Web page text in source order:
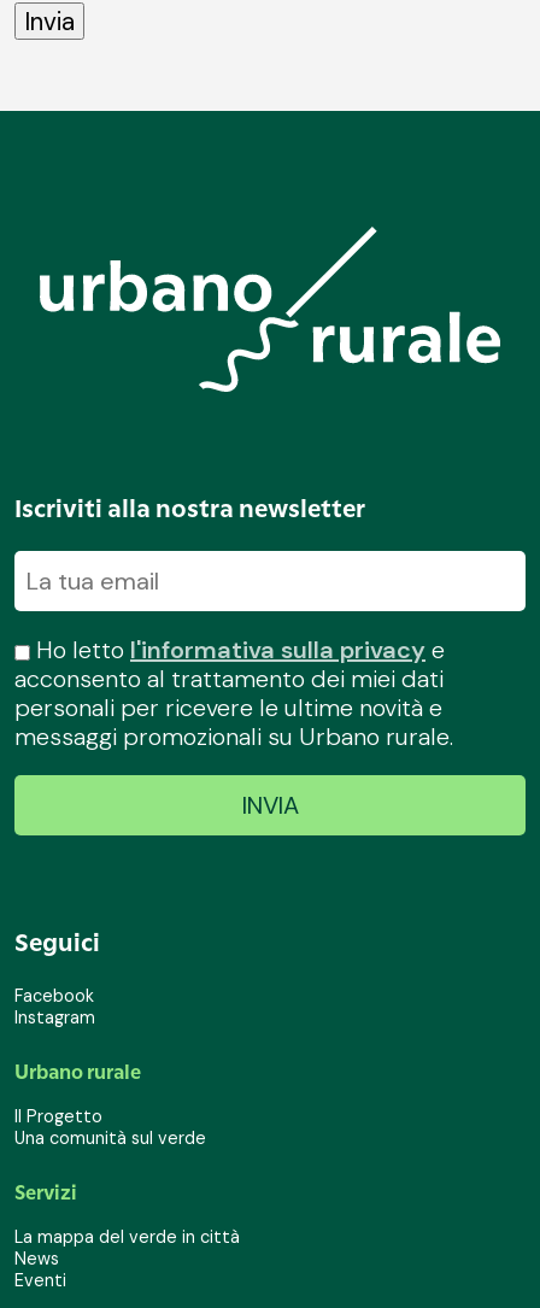
Iscriviti alla nostra newsletter
Ho letto l'informativa sulla privacye
acconsento al trattamento dei miei dati
personali per ricevere le ultime novità e
messaggi promozionali su Urbano rurale.
Seguici
Facebook
Instagram
Urbano rurale
Il Progetto
Una comunità sul verde
Servizi
La mappa del verde in città
News
Eventi